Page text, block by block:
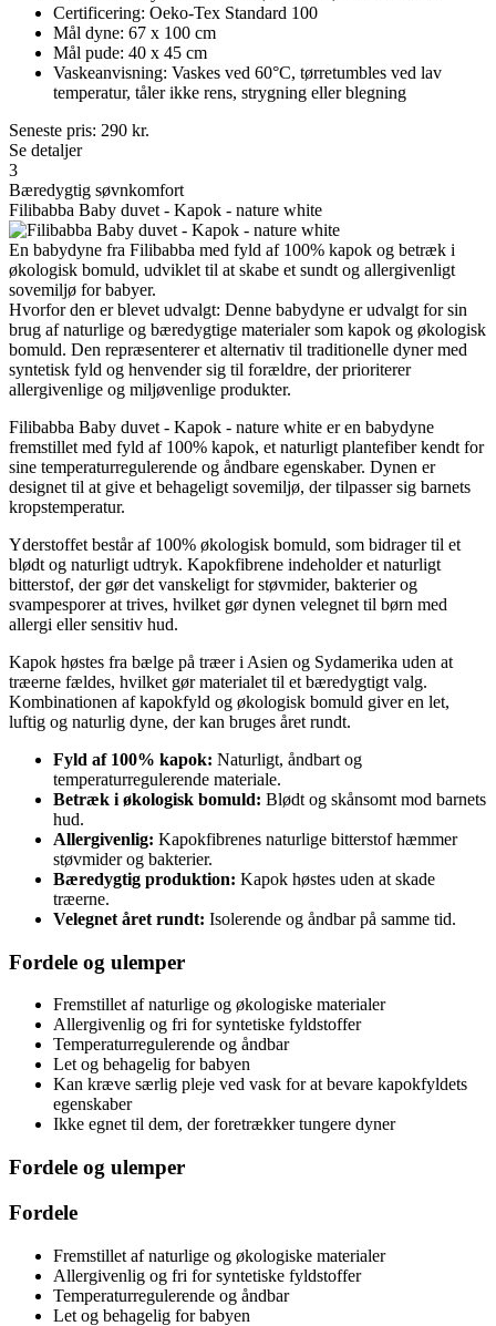
Certificering: Oeko-Tex Standard 100
Mål dyne: 67 x 100 cm
Mål pude: 40 x 45 cm
Vaskeanvisning: Vaskes ved 60°C, tørretumbles ved lav
temperatur, tåler ikke rens, strygning eller blegning
Seneste pris: 290 kr.
Se detaljer
3
Bæredygtig søvnkomfort
Filibabba Baby duvet - Kapok - nature white
En babydyne fra Filibabba med fyld af 100% kapok og betræk i
økologisk bomuld, udviklet til at skabe et sundt og allergivenligt
sovemiljø for babyer.
Hvorfor den er blevet udvalgt: Denne babydyne er udvalgt for sin
brug af naturlige og bæredygtige materialer som kapok og økologisk
bomuld. Den repræsenterer et alternativ til traditionelle dyner med
syntetisk fyld og henvender sig til forældre, der prioriterer
allergivenlige og miljøvenlige produkter.
Filibabba Baby duvet - Kapok - nature white er en babydyne
fremstillet med fyld af 100% kapok, et naturligt plantefiber kendt for
sine temperaturregulerende og åndbare egenskaber. Dynen er
designet til at give et behageligt sovemiljø, der tilpasser sig barnets
kropstemperatur.
Yderstoffet består af 100% økologisk bomuld, som bidrager til et
blødt og naturligt udtryk. Kapokfibrene indeholder et naturligt
bitterstof, der gør det vanskeligt for støvmider, bakterier og
svampesporer at trives, hvilket gør dynen velegnet til børn med
allergi eller sensitiv hud.
Kapok høstes fra bælge på træer i Asien og Sydamerika uden at
træerne fældes, hvilket gør materialet til et bæredygtigt valg.
Kombinationen af kapokfyld og økologisk bomuld giver en let,
luftig og naturlig dyne, der kan bruges året rundt.
Fyld af 100% kapok: Naturligt, åndbart og
temperaturregulerende materiale.
Betræk i økologisk bomuld: Blødt og skånsomt mod barnets
hud.
Allergivenlig: Kapokfibrenes naturlige bitterstof hæmmer
støvmider og bakterier.
Bæredygtig produktion: Kapok høstes uden at skade
træerne.
Velegnet året rundt: Isolerende og åndbar på samme tid.
Fordele og ulemper
Fremstillet af naturlige og økologiske materialer
Allergivenlig og fri for syntetiske fyldstoffer
Temperaturregulerende og åndbar
Let og behagelig for babyen
Kan kræve særlig pleje ved vask for at bevare kapokfyldets
egenskaber
Ikke egnet til dem, der foretrækker tungere dyner
Fordele og ulemper
Fordele
Fremstillet af naturlige og økologiske materialer
Allergivenlig og fri for syntetiske fyldstoffer
Temperaturregulerende og åndbar
Let og behagelig for babyen